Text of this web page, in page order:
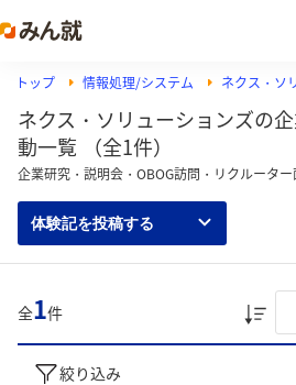
トップ 情報処理/システム ネクス・ソ
ネクス・ソリューションズの
動一覧 （全1件）
企業研究・説明会・OBOG訪問・リクルータ
体験記を投稿する
全1件
絞り込み